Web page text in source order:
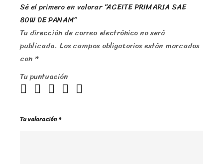
Sé el primero en valorar “ACEITE PRIMARIA SAE
80W DE PANAM”
Tu dirección de correo electrónico no será
publicada. Los campos obligatorios están marcados
con *
Tu puntuación
Tu valoración*